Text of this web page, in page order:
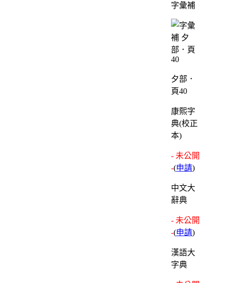
字彙補
夕部．
頁40
康熙字
典(校正
本)
- 未公開
-(申請)
中文大
辭典
- 未公開
-(申請)
漢語大
字典